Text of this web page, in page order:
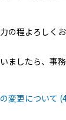
の程よろしくお
ましたら、事
変更について